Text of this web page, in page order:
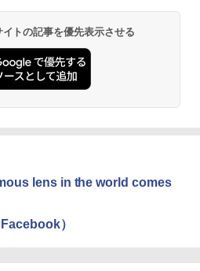
トの記事を優先表示させる
lens in the world comes
）